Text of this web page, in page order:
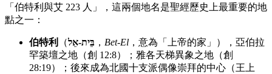
「伯特利與艾 223 人」，這兩個地名是聖經歷史上最重要的地
點之一：
伯特利 （בֵּית-אֵל ， Bet-El ，意為「上帝的家」），亞伯拉
罕築壇之地（創 12:8）；雅各天梯異象之地（創
28:19）；後來成為北國十支派偶像崇拜的中心（王上